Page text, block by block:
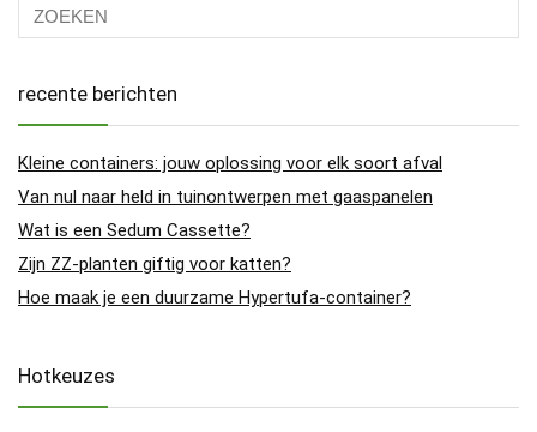
recente berichten
Kleine containers: jouw oplossing voor elk soort afval
Van nul naar held in tuinontwerpen met gaaspanelen
Wat is een Sedum Cassette?
Zijn ZZ-planten giftig voor katten?
Hoe maak je een duurzame Hypertufa-container?
Hotkeuzes